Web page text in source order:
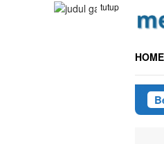
tutup
HOME